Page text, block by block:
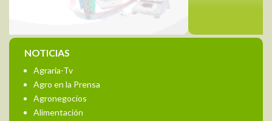
NOTICIAS
Agraria-Tv
Agro en la Prensa
Agronegocios
Alimentación